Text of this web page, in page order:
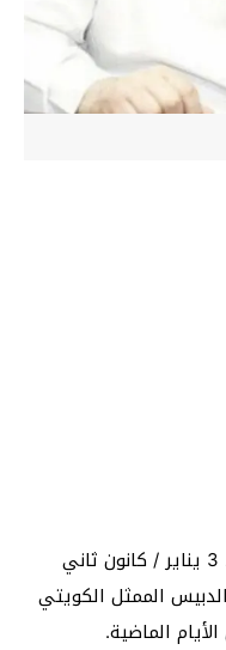
أعلنت وسائل إعلام كويتية، يوم الأحد 3 يناير / كانون ثاني
الممثل الكويتي
الماضية.